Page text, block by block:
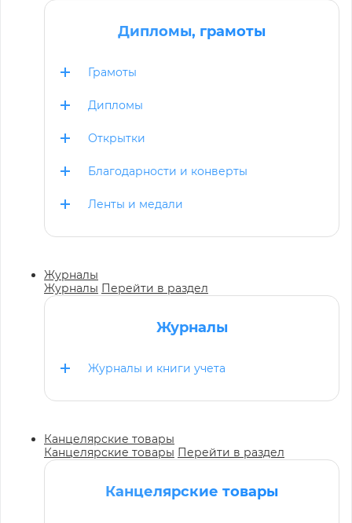
Дипломы, грамоты
Грамоты
Дипломы
Открытки
Благодарности и конверты
Ленты и медали
Журналы
Журналы Перейти в раздел
Журналы
Журналы и книги учета
Канцелярские товары
Канцелярские товары Перейти в раздел
Канцелярские товары